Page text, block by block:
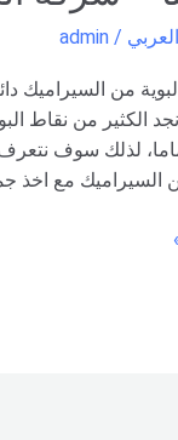
العربي /
admin
من السيراميك
الكثير من نقاط
لذلك سوف
السيراميك مع اخذ